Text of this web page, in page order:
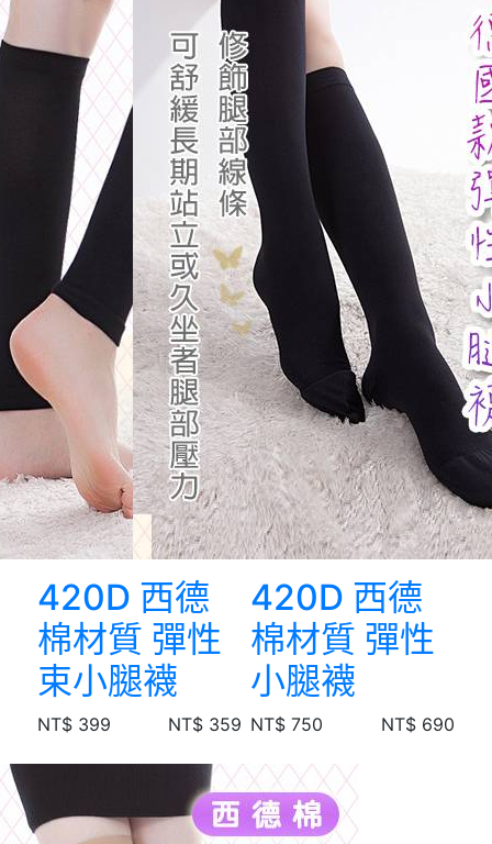
420D 西德
棉材質 彈性
束小腿襪
NT$ 399 NT$ 359
420D 西德
棉材質 彈性
小腿襪
NT$ 750 NT$ 690